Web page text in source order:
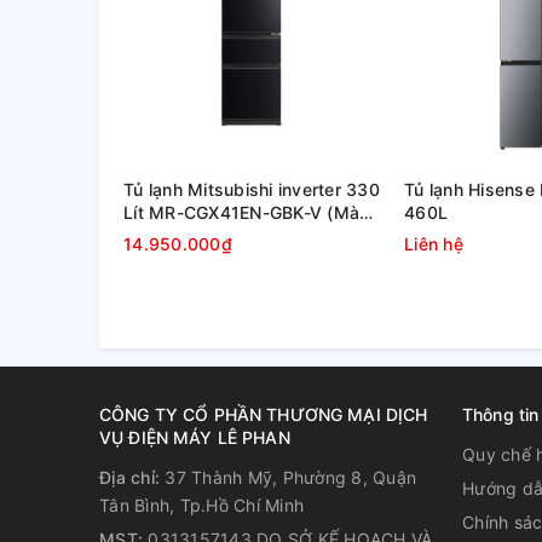
NGĂN GIỮ ẨM
tươi ngon và vẹn nguyên dinh dưỡng.
PHÂN VÙNG LƯU TRỮ
NGĂN KÉO LINH HOẠT
Dễ dàng điều chỉnh ngăn kéo lật để tối ưu nhu cầu
Tủ lạnh Mitsubishi inverter 330
Lít MR-CGX41EN-GBK-V (Màu
đen)
14.950.000₫
Tủ lạnh Hisense
460L
Liên hệ
CÔNG TY CỔ PHẦN THƯƠNG MẠI DỊCH
VỤ ĐIỆN MÁY LÊ PHAN
Địa chỉ: 37 Thành Mỹ, Phường 8, Quận
Tân Bình, Tp.Hồ Chí Minh
Thông
Quy chế
Hướng
Chính